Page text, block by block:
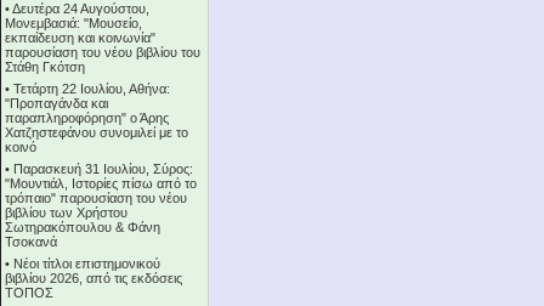
•Δευτέρα 24 Αυγούστου,
Μονεμβασιά: "Μουσείο,
εκπαίδευση και κοινωνία"
παρουσίαση του νέου βιβλίου του
Στάθη Γκότση
• Τετάρτη 22 Ιουλίου, Αθήνα:
"Προπαγάνδα και
παραπληροφόρηση" ο Άρης
Χατζηστεφάνου συνομιλεί με το
κοινό
• Παρασκευή 31 Ιουλίου, Σύρος:
"Μουντιάλ, Ιστορίες πίσω από το
τρόπαιο" παρουσίαση του νέου
βιβλίου των Χρήστου
Σωτηρακόπουλου & Φάνη
Τσοκανά
• Νέοι τίτλοι επιστημονικού
βιβλίου 2026, από τις εκδόσεις
ΤΟΠΟΣ